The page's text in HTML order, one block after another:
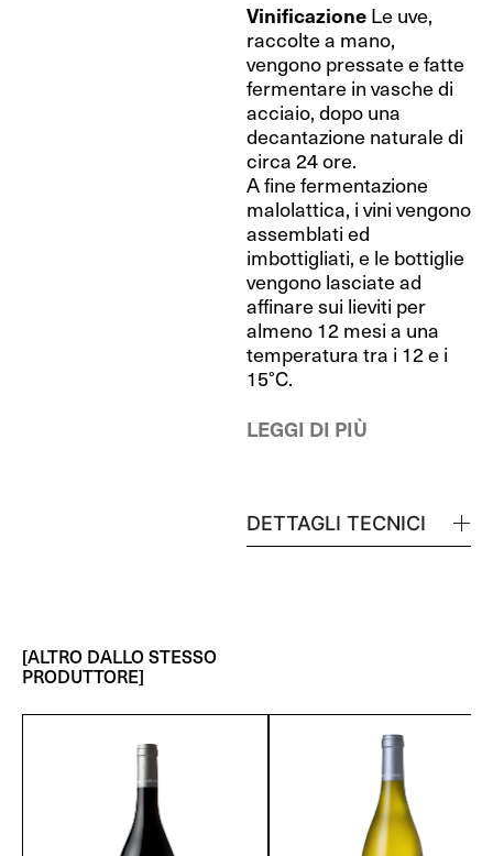
Vinificazione Le uve,
raccolte a mano,
vengono pressate e fatte
fermentare in vasche di
acciaio, dopo una
decantazione naturale di
circa 24 ore.
A fine fermentazione
malolattica, i vini vengono
assemblati ed
imbottigliati, e le bottiglie
vengono lasciate ad
affinare sui lieviti per
almeno 12 mesi a una
temperatura tra i 12 e i
15°C.
LEGGI DI PIÙ
DETTAGLI TECNICI
[ALTRO DALLO STESSO
PRODUTTORE]